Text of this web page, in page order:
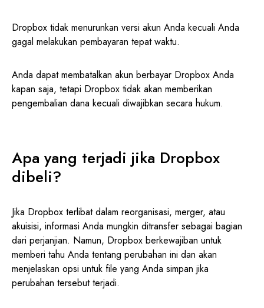
Dropbox tidak menurunkan versi akun Anda kecuali Anda
gagal melakukan pembayaran tepat waktu.
Anda dapat membatalkan akun berbayar Dropbox Anda
kapan saja, tetapi Dropbox tidak akan memberikan
pengembalian dana kecuali diwajibkan secara hukum.
Apa yang terjadi jika Dropbox
dibeli?
Jika Dropbox terlibat dalam reorganisasi, merger, atau
akuisisi, informasi Anda mungkin ditransfer sebagai bagian
dari perjanjian. Namun, Dropbox berkewajiban untuk
memberi tahu Anda tentang perubahan ini dan akan
menjelaskan opsi untuk file yang Anda simpan jika
perubahan tersebut terjadi.